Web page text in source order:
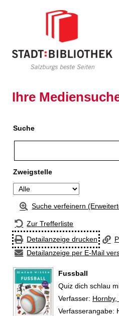
Ihre
Suche
Zweigstelle
Suche verfeinern
Zur Trefferliste
Detailanzeige drucken
Detailanzeige per E-Mail
Fussball
Quiz dich schlau
Verfasser: Suche
Verfasserangabe: